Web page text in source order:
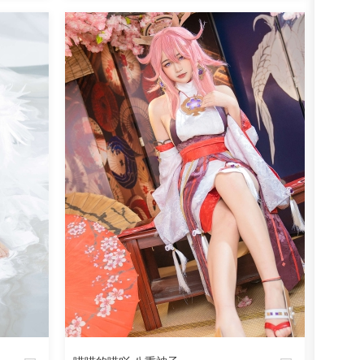
0 回复
魅丝社
905 阅读 0 回复